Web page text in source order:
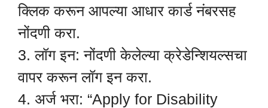
क्लिक करून आपल्या आधार कार्ड नंबरसह
नोंदणी करा.
3. लॉग इन: नोंदणी केलेल्या क्रेडेन्शियल्सचा
वापर करून लॉग इन करा.
4. अर्ज भरा: “Apply for Disability